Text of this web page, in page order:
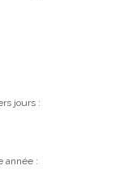
jours :
année :